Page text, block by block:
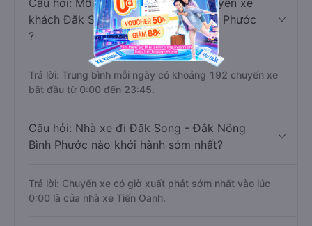
Câu hỏi: Mỗi ngày có bao nhiêu chuyến xe
khách Đăk Song - Đắk Nông đi Bình Phước
?
Trả lời: Trung bình mỗi ngày có khoảng 192 chuyến xe
bắt đầu từ 0:00 đến 23:45.
Câu hỏi: Nhà xe đi Đăk Song - Đắk Nông
Bình Phước nào khởi hành sớm nhất?
Trả lời: Chuyến xe có giờ xuất phát sớm nhất vào lúc
0:00 là của nhà xe Tiến Oanh.